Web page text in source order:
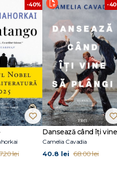
-40%
lei
-
Camelia Cavadia
40.8 lei 68.00 lei